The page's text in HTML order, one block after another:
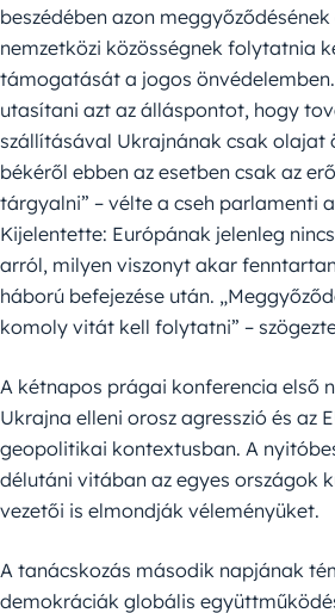
beszédében azon
nemzetközi közösségnek folytatnia
támogatását a jogos
utasítani azt az álláspontot, hogy
szállításával Ukrajnának csak olajat
békéről ebben az esetben csak az
tárgyalni” – vélte a cseh parlamenti
Kijelentette: Európának jelenleg
arról, milyen viszonyt akar
háború befejezése után.
komoly vitát kell folytatni” –
A kétnapos prágai konferencia első
Ukrajna elleni orosz agresszió és az
geopolitikai kontextusban. A
délutáni vitában az egyes országok
vezetői is elmondják véleményüket.
A tanácskozás második napjának
demokráciák globális